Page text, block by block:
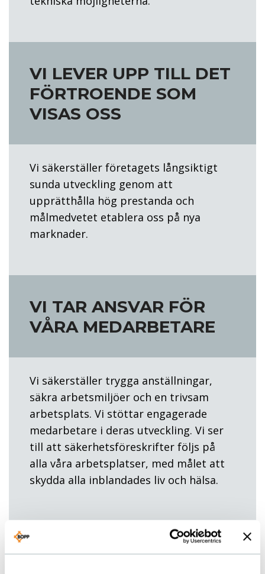
VI LEVER UPP TILL DET
FÖRTROENDE SOM
VISAS OSS
Vi säkerställer företagets långsiktigt
sunda utveckling genom att
upprätthålla hög prestanda och
målmedvetet etablera oss på nya
marknader.
VI TAR ANSVAR FÖR
VÅRA MEDARBETARE
Vi säkerställer trygga anställningar,
säkra arbetsmiljöer och en trivsam
arbetsplats. Vi stöttar engagerade
medarbetare i deras utveckling. Vi ser
till att säkerhetsföreskrifter följs på
alla våra arbetsplatser, med målet att
skydda alla inblandades liv och hälsa.
VI BRYR OSS OM VÅRA